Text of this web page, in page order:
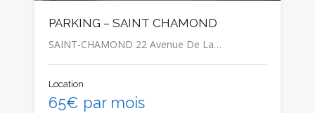
PARKING – SAINT CHAMOND
SAINT-CHAMOND 22 Avenue De La…
Location
65€ par mois